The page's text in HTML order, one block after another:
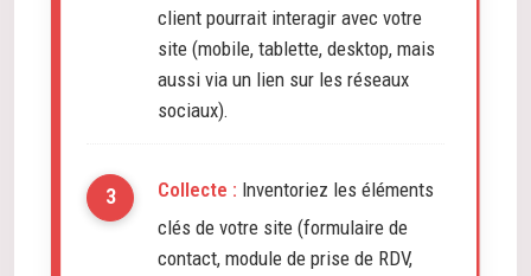
client pourrait interagir avec votre
site (mobile, tablette, desktop, mais
aussi via un lien sur les réseaux
sociaux).
Collecte : Inventoriez les éléments
clés de votre site (formulaire de
contact, module de prise de RDV,